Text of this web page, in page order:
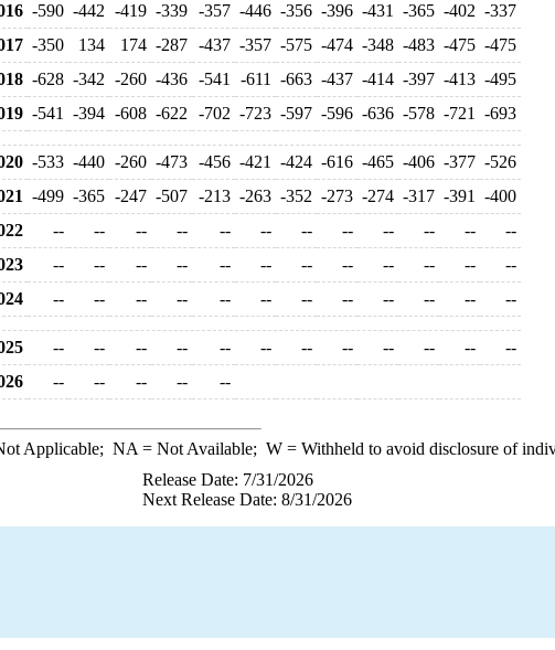
-590 -442 -419 -339 -357 -446 -356 -396 -431 -365 -402 -337
-350 134 174 -287 -437 -357 -575 -474 -348 -483 -475 -475
-628 -342 -260 -436 -541 -611 -663 -437 -414 -397 -413 -495
-541 -394 -608 -622 -702 -723 -597 -596 -636 -578 -721 -693
-533 -440 -260 -473 -456 -421 -424 -616 -465 -406 -377 -526
-499 -365 -247 -507 -213 -263 -352 -273 -274 -317 -391
-400
-- -- -- -- -- -- -- -- -- -- --
--
-- -- -- -- -- -- -- -- -- -- --
--
-- -- -- -- -- -- -- -- -- -- -- --
-- -- -- -- -- -- -- -- -- -- --
--
-- -- -- -- --
Applicable; NA = Not Available; W= Withheld to avoid disclosure of
Release Date: 7/31/2026
Next Release Date: 8/31/2026